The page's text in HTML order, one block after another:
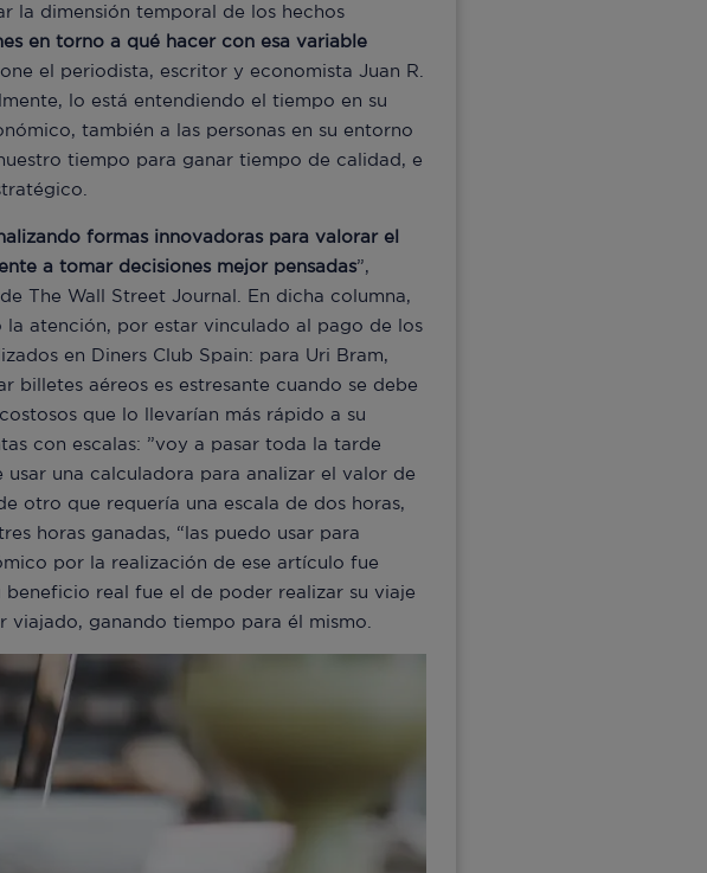
la dimensión temporal de los hechos
en torno a qué hacer con esa variable
el periodista, escritor y economista Juan R.
lo está entendiendo el tiempo en su
también a las personas en su entorno
tiempo para ganar tiempo de calidad, e
formas innovadoras para valorar el
a tomar decisiones mejor pensadas”,
The Wall Street Journal. En dicha columna,
atención, por estar vinculado al pago de los
en Diners Club Spain: para Uri Bram,
billetes aéreos es estresante cuando se debe
que lo llevarían más rápido a su
con escalas: ”voy a pasar toda la tarde
una calculadora para analizar el valor de
otro que requería una escala de dos horas,
horas ganadas, “las puedo usar para
por la realización de ese artículo fue
real fue el de poder realizar su viaje
ganando tiempo para él mismo.